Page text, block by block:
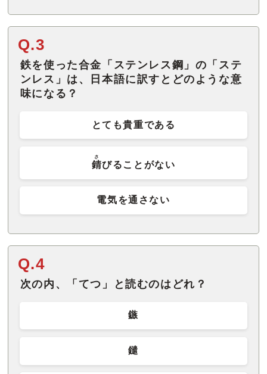
Q.3
鉄を使った合金「ステンレス鋼」の「ステ
ンレス」は、日本語に訳すとどのような意
味になる？
とても貴重である
錆
さ
びることがない
電気を通さない
Q.4
次の内、「てつ」と読むのはどれ？
鏃
鑓